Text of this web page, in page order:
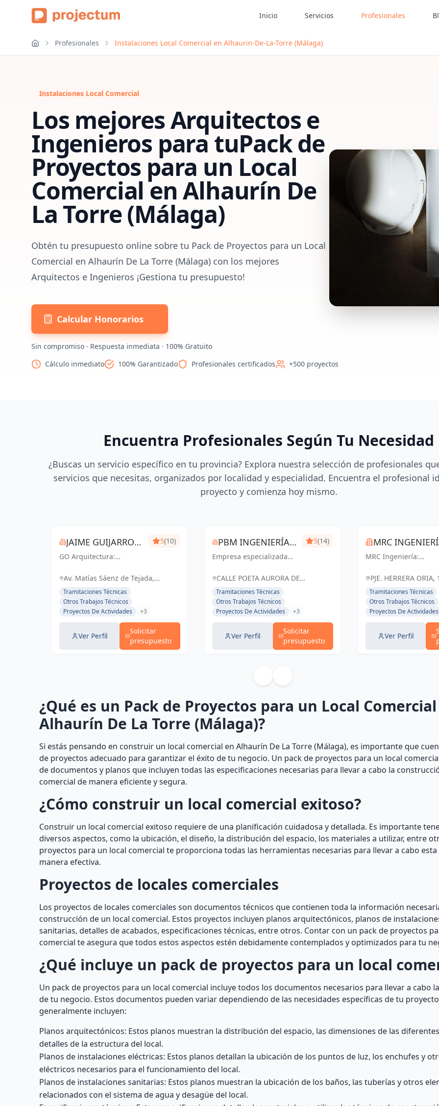
Inicio Servicios Profesionales
Profesionales Instalaciones Local Comercial en Alhaurin-De-La-Torre (Málaga)
Instalaciones Local Comercial
Los mejores Arquitectos e
Ingenieros para tuPack de
Proyectos para un Local
ComercialenAlhaurín De
La Torre (Málaga)
Obtén tu presupuesto online sobre tu Pack de Proyectos para un Local
Comercial en Alhaurín De La Torre (Málaga) con los mejores
Arquitectos e Ingenieros ¡Gestiona tu presupuesto!
Calcular Honorarios
Sin compromiso · Respuesta inmediata · 100% Gratuito
Cálculo inmediato
100% Garantizado Profesionales certificados +500 proyectos
Encuentra Profesionales Según Tu Necesidad
¿Buscas un servicio específico en tu provincia? Explora nuestra selección de profesionales
servicios que necesitas, organizados por localidad y especialidad. Encuentra el profesional
proyecto y comienza hoy mismo.
JAIME GUIJARRO
ORIA
GO Arquitectura:
en obra nueva, reformas
y gestiones urbanísticas.
Con Seriedad, Confianza,
Rapidez y Economía como
pilares, ofrecemos
5(10)
Av. Matías Sáenz de Tejada,
Fuengirola, España, España
Tramitaciones Técnicas
Otros Trabajos Técnicos
Proyectos De Actividades
+3
Ver Perfil
Solicitar
presupuesto
PBM INGENIERÍA
MÁLAGA
Empresa especializada
acústica. Expedición de
licencias de apertura,
elaboración de
documentación técnica,
5(14)
CALLE POETA AURORA DE
ALBORNOZ, 4, LOCAL 9, España
Tramitaciones Técnicas
Otros Trabajos Técnicos
Proyectos De Actividades
+3
Ver Perfil
Solicitar
presupuesto
MRC
MRC Ingeniería:
vanguardia para
Málaga y toda
Andalucía.
PJE. HERRERA
ESPAÑA, España
Tramitaciones Técnicas
Otros Trabajos Técnicos
Proyectos De Actividades
Ver Perfil
¿Qué es un Pack de Proyectos para un Local
Alhaurín De La Torre (Málaga)?
Si estás pensando en construir un local comercial en Alhaurín De La Torre (Málaga), es importante que
de proyectos adecuado para garantizar el éxito de tu negocio. Un pack de proyectos para un local
de documentos y planos que incluyen todas las especificaciones necesarias para llevar a cabo la
comercial de manera eficiente y segura.
¿Cómo construir un local comercial exitoso?
Construir un local comercial exitoso requiere de una planificación cuidadosa y detallada. Es importante
diversos aspectos, como la ubicación, el diseño, la distribución del espacio, los materiales a utilizar, entre
proyectos para un local comercial te proporciona todas las herramientas necesarias para llevar a cabo
manera efectiva.
Proyectos de locales comerciales
Los proyectos de locales comerciales son documentos técnicos que contienen toda la información
construcción de un local comercial. Estos proyectos incluyen planos arquitectónicos, planos de
sanitarias, detalles de acabados, especificaciones técnicas, entre otros. Contar con un pack de proyectos
comercial te asegura que todos estos aspectos estén debidamente contemplados y optimizados para tu
¿Qué incluye un pack de proyectos para un local
Un pack de proyectos para un local comercial incluye todos los documentos necesarios para llevar a cabo
de tu negocio. Estos documentos pueden variar dependiendo de las necesidades específicas de tu
generalmente incluyen:
Planos arquitectónicos: Estos planos muestran la distribución del espacio, las dimensiones de las
detalles de la estructura del local.
Planos de instalaciones eléctricas: Estos planos detallan la ubicación de los puntos de luz, los enchufes y
eléctricos necesarios para el funcionamiento del local.
Planos de instalaciones sanitarias: Estos planos muestran la ubicación de los baños, las tuberías y otros
relacionados con el sistema de agua y desagüe del local.